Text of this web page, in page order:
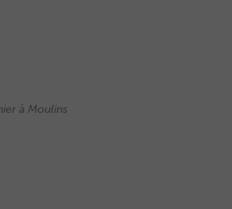
à Moulins